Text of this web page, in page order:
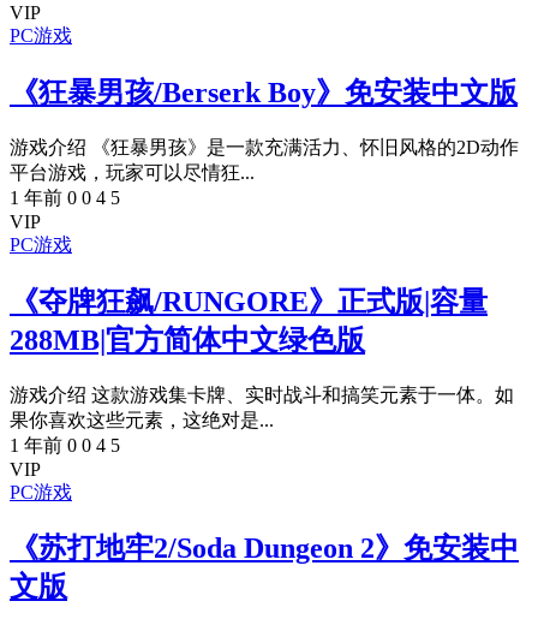
VIP
PC游戏
《狂暴男孩/Berserk Boy》免安装中文版
游戏介绍 《狂暴男孩》是一款充满活力、怀旧风格的2D动作
平台游戏，玩家可以尽情狂...
1 年前 0 0 4 5
VIP
PC游戏
《夺牌狂飙/RUNGORE》正式版|容量
288MB|官方简体中文绿色版
游戏介绍 这款游戏集卡牌、实时战斗和搞笑元素于一体。如
果你喜欢这些元素，这绝对是...
1 年前 0 0 4 5
VIP
PC游戏
《苏打地牢2/Soda Dungeon 2》免安装中
文版